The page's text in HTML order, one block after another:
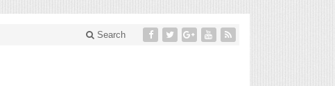
Search